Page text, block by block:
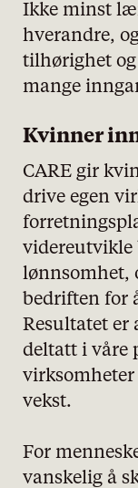
Ikke minst
hverandre,
tilhørighet
mange
Kvinner
CARE gir
drive egen
videreutvikle
lønnsomhet,
bedriften for
Resultatet er
deltatt i våre
vekst.
For
vanskelig å